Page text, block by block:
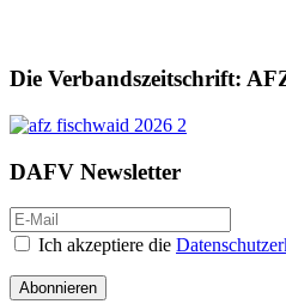
Die Verbandszeitschrift:
DAFV Newsletter
Ich akzeptiere die
Abonnieren